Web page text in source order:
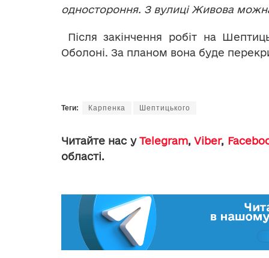
одностороння. З вулиці Живова можна
Після закінчення робіт на
Оболоні. За планом вона буде
Теги: Карпенка Шептицького
Читайте нас уTelegram,Viber,
області.